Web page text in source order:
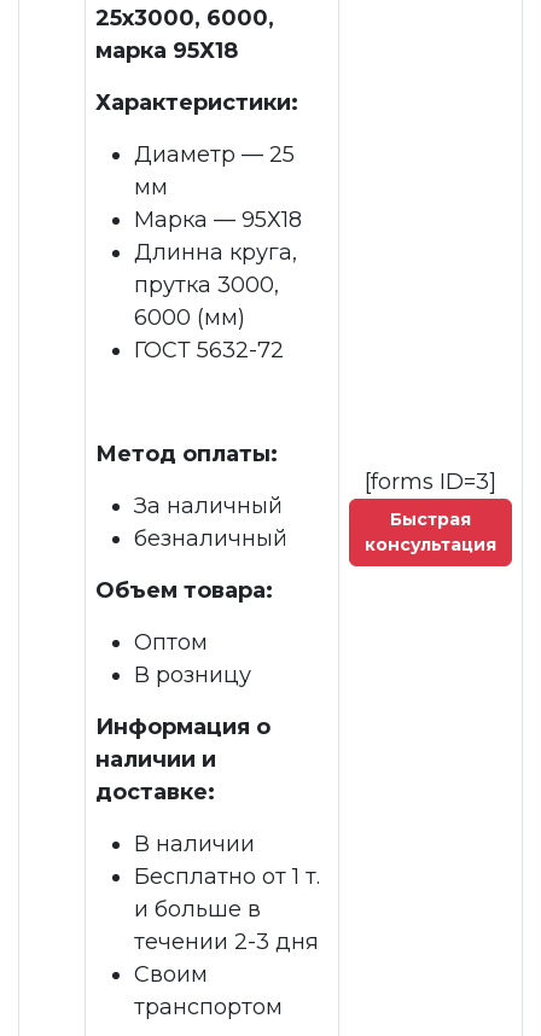
25x3000, 6000,
марка 95Х18
Характеристики:
Диаметр — 25
мм
Марка — 95Х18
Длинна круга,
прутка 3000,
6000 (мм)
ГОСТ 5632-72
Метод оплаты:
За наличный
безналичный
Объем товара:
Оптом
В розницу
Информация о
наличии и
доставке:
В наличии
Бесплатно от 1 т.
и больше в
течении 2-3 дня
Своим
транспортом
[forms ID=3]
Быстрая
консультация